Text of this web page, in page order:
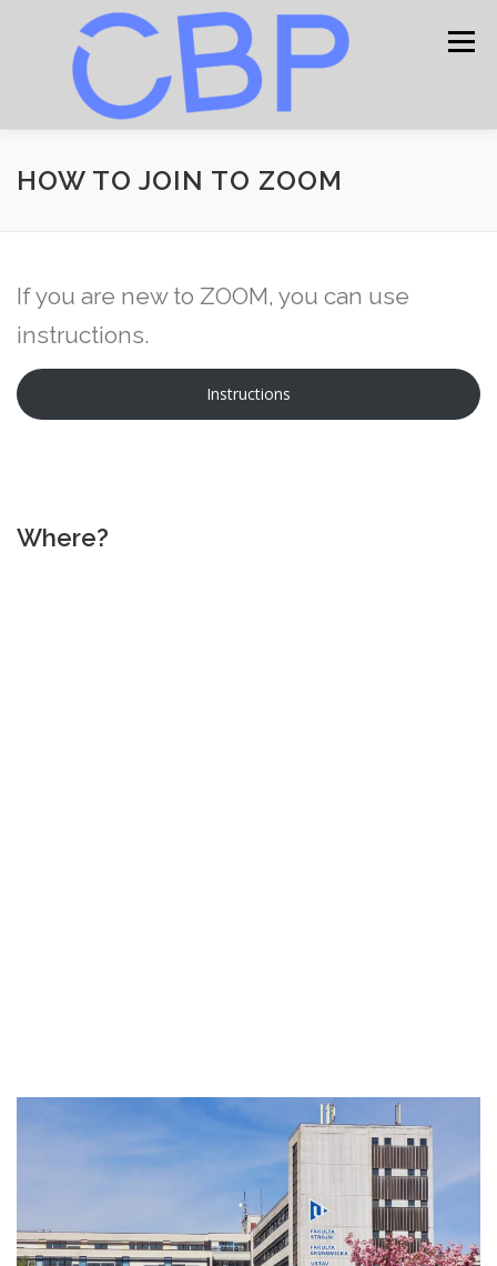
Menu
HOME CONTACT
CONFERENCE PROGRAM
HOW TO JOIN TO ZOOM
If you are new to ZOOM, you can use
instructions.
Instructions
Where?